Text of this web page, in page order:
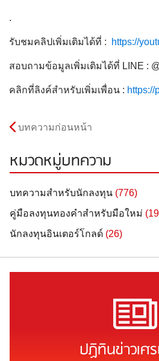
.
รับชมคลิปเพิ่มเติมได้ที่ : https://
สอบถามข้อมูลเพิ่มเติมได้ที่ LINE :
คลิกที่ลิงค์สำหรับเพิ่มเพื่อน : https://
บทความก่อนหน้า
หมวดหมู่บทความ
บทความสำหรับนักลงทุน (776)
คู่มือลงทุนทองคำสำหรับมือใหม่
นักลงทุนอินเตอร์โกลด์ (26)
ปฏิทินข่าวเศ